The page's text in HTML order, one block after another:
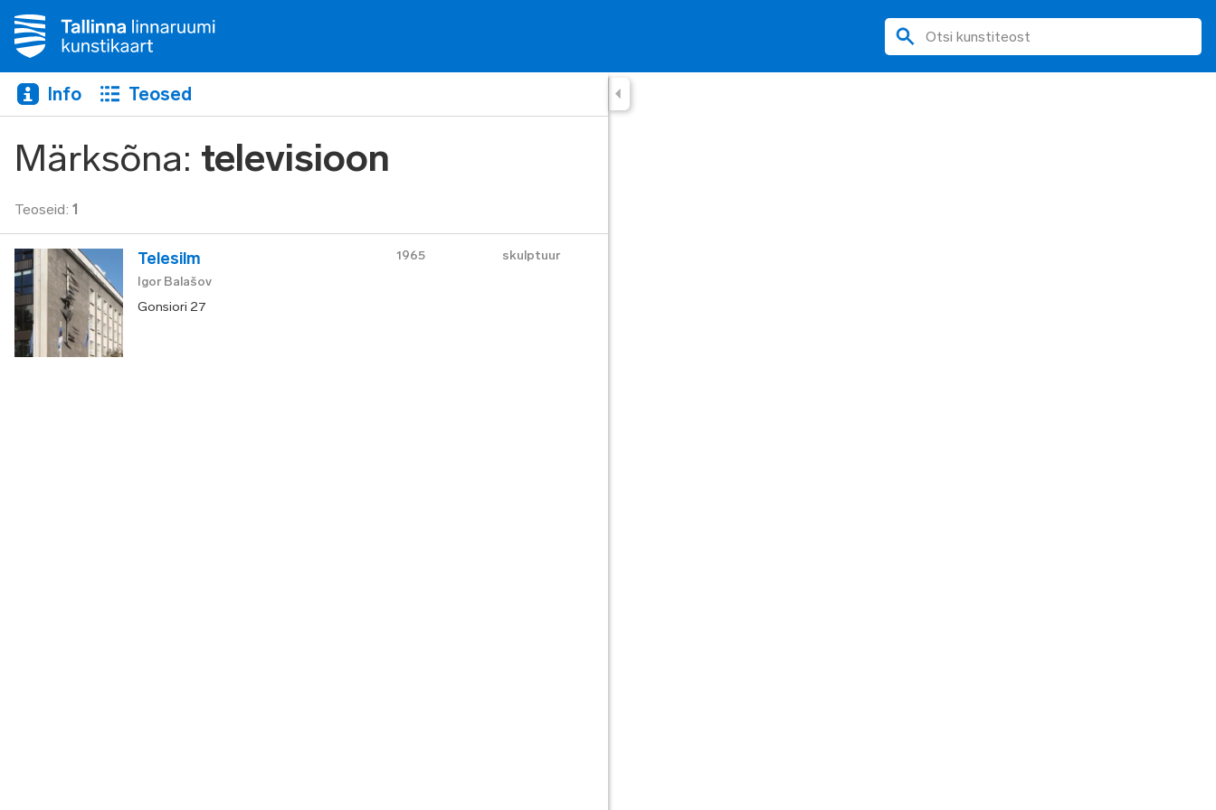
Info Teosed
Märksõna: televisioon
Teoseid: 1
Telesilm
Igor Balašov
Gonsiori 27
1965 skulptuur